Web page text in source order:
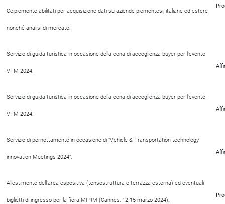
Ceipiemonte abilitati per acquisizione dati su aziende piemontesi, italiane ed estere
nonché analisi di mercato.
Servizio di guida turistica in occasione della cena di accoglienza buyer per l'evento
VTM 2024.
Servizio di guida turistica in occasione della cena di accoglienza buyer per l'evento
VTM 2024.
Servizio di pernottamento in occasione di "Vehicle & Transportation technology
innovation Meetings 2024".
Allestimento dell'area espositiva (tensostruttura e terrazza esterna) ed eventuali
biglietti di ingresso per la fiera MIPIM (Cannes, 12-15 marzo 2024).